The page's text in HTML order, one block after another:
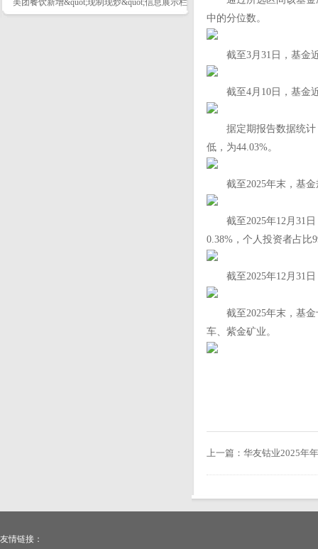
美团餐饮新增&quot;现制现炒&quot;信息展示栏
中的分位数。
截至3月31日，基金近
截至4月10日，基金近
据定期报告数据统计，
低，为44.03%。
截至2025年末，基金
截至2025年12月31日
0.38%，个人投资者占比
截至2025年12月31日
截至2025年末，基金
车、紫金矿业。
上一篇： 华友钴业2025年
友情链接：